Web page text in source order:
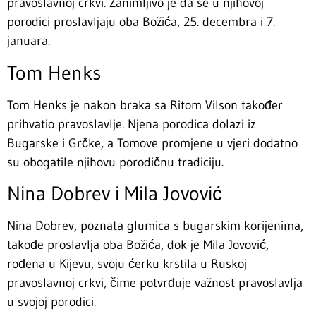
porodici proslavljaju oba Božića, 25. decembra i 7.
januara.
Tom Henks
Tom Henks je nakon braka sa Ritom Vilson također
prihvatio pravoslavlje. Njena porodica dolazi iz
Bugarske i Grčke, a Tomove promjene u vjeri dodatno
su obogatile njihovu porodičnu tradiciju.
Nina Dobrev i Mila Jovović
Nina Dobrev, poznata glumica s bugarskim korijenima,
takođe proslavlja oba Božića, dok je Mila Jovović,
rođena u Kijevu, svoju ćerku krstila u Ruskoj
pravoslavnoj crkvi, čime potvrđuje važnost pravoslavlja
u svojoj porodici.